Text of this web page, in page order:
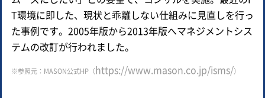
T環境に即した、現状と乖離しない仕組みに見直しを行っ
た事例です。2005年版から2013年版へマネジメントシス
テムの改訂が行われました。
※参照元：MASON公式HP（https://www.mason.co.jp/isms/）